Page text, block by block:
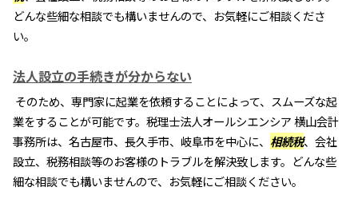
どんな些細な相談でも構いませんので、お気軽にご相談くださ
い。
法人設立の手続きが分からない
そのため、専門家に起業を依頼することによって、スムーズな起
業をすることが可能です。税理士法人オールシエンシア 横山会計
事務所は、名古屋市、長久手市、岐阜市を中心に、 相続税、会社
設立、税務相談等のお客様のトラブルを解決致します。どんな些
細な相談でも構いませんので、お気軽にご相談ください。